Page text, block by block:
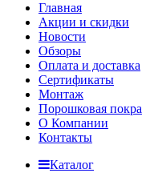
Главная
Акции и скидки
Новости
Обзоры
Оплата и доставка
Сертификаты
Монтаж
Порошковая
О Компании
Контакты
Каталог